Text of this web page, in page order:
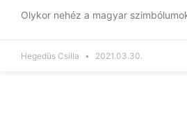
Olykor nehéz a magyar
Hegedüs Csilla 2021.03.30.